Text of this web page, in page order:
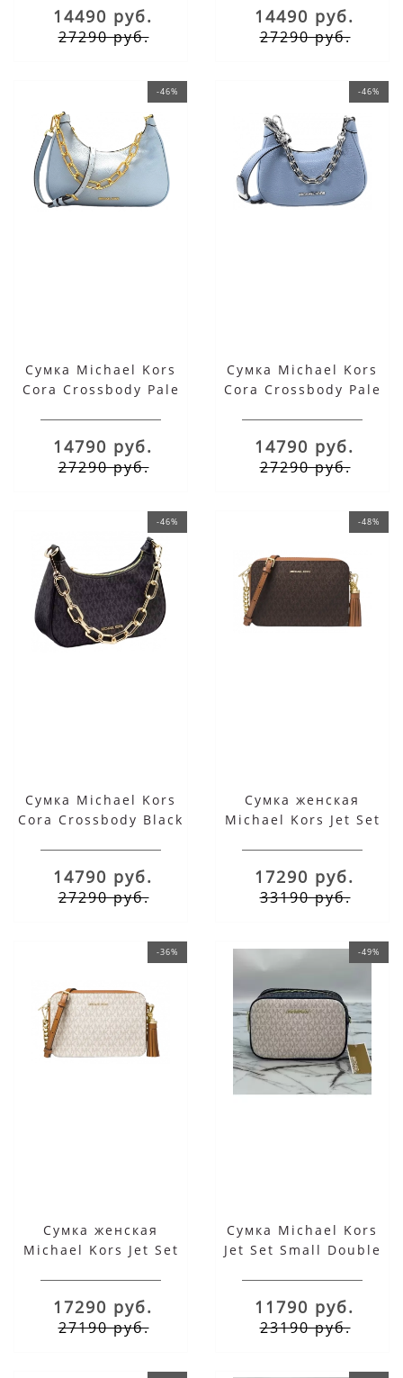
14490 руб.
27290 руб.
14490 руб.
27290 руб.
-46%
Сумка Michael Kors
Cora Crossbody Pale
14790 руб.
27290 руб.
-46%
Сумка Michael Kors
Cora Crossbody Pale
14790 руб.
27290 руб.
-46%
Сумка Michael Kors
Cora Crossbody Black
14790 руб.
27290 руб.
-48%
Сумка женская
Michael Kors Jet Set
17290 руб.
33190 руб.
-36%
Сумка женская
Michael Kors Jet Set
17290 руб.
27190 руб.
-49%
Сумка Michael Kors
Jet Set Small Double
11790 руб.
23190 руб.